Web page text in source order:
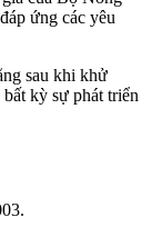
ứng các yêu
sau khi khử
kỳ sự phát triển